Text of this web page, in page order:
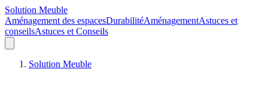
Solution Meuble
Aménagement des espacesDurabilitéAménagementAstuces et
conseilsAstuces et Conseils
Solution Meuble